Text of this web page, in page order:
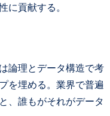
貢献する。
論理とデータ構造で考
を埋める。業界で普遍
、誰もがそれがデータ